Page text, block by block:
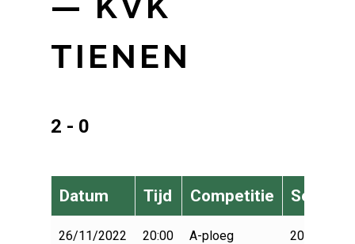
TIENEN
2 - 0
Datum Tijd Competitie Seizoen
26/11/2022 20:00 A-ploeg 2022-2023